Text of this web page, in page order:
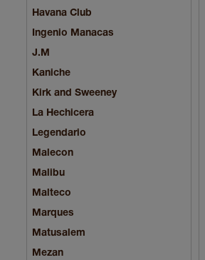
Havana Club
Ingenio Manacas
J.M
Kaniche
Kirk and Sweeney
La Hechicera
Legendario
Malecon
Malibu
Malteco
Marques
Matusalem
Mezan